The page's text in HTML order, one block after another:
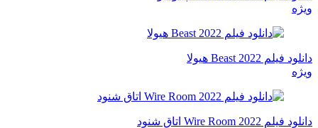
ویژه
دانلود فیلم Beast 2022 هیولا
ویژه
دانلود فیلم Wire Room 2022 اتاق شنود